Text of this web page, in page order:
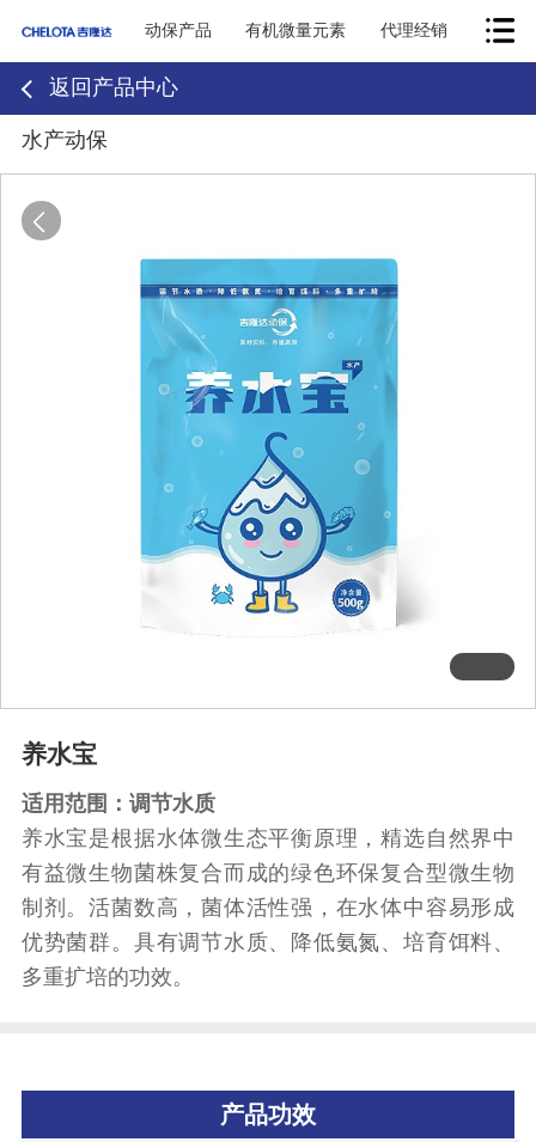
动保产品 有机微量元素 代理经销
返回产品中心
水产动保
养水宝
适用范围：调节水质
养水宝是根据水体微生态平衡原理，精选自然界中
有益微生物菌株复合而成的绿色环保复合型微生物
制剂。活菌数高，菌体活性强，在水体中容易形成
优势菌群。具有调节水质、降低氨氮、培育饵料、
多重扩培的功效。
产品功效